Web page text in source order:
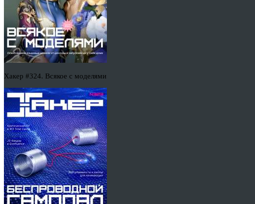
Хакер #324. Всякое с моделями